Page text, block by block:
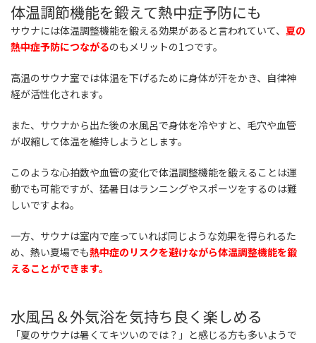
体温調節機能を鍛えて熱中症予防にも
サウナには体温調整機能を鍛える効果があると言われていて、 夏の
熱中症予防につながるのもメリットの1つです。
高温のサウナ室では体温を下げるために身体が汗をかき、自律神
経が活性化されます。
また、サウナから出た後の水風呂で身体を冷やすと、毛穴や血管
が収縮して体温を維持しようとします。
このような心拍数や血管の変化で体温調整機能を鍛えることは運
動でも可能ですが、猛暑日はランニングやスポーツをするのは難
しいですよね。
一方、サウナは室内で座っていれば同じような効果を得られるた
め、熱い夏場でも熱中症のリスクを避けながら体温調整機能を鍛
えることができます。
水風呂＆外気浴を気持ち良く楽しめる
「夏のサウナは暑くてキツいのでは？」と感じる方も多いようで